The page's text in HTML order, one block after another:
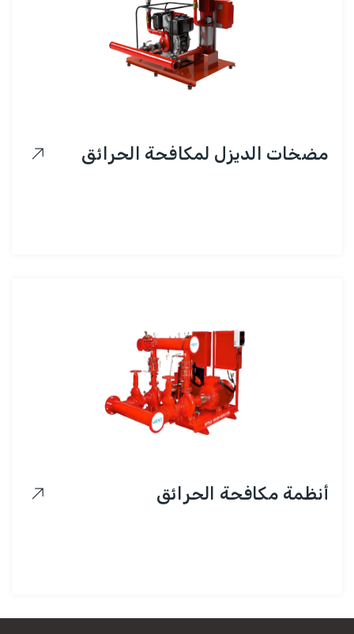
مضخات الديزل لمكافحة الحرائق
أنظمة مكافحة الحرائق